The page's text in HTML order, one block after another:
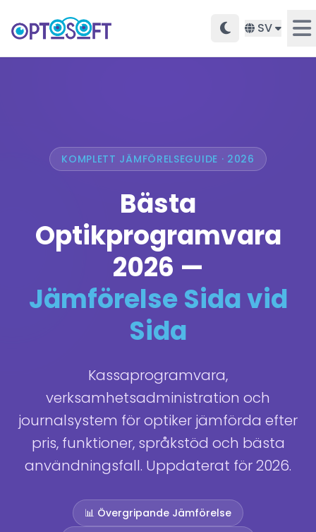
SV
KOMPLETT JÄMFÖRELSEGUIDE · 2026
Bästa
Optikprogramvara
2026 —
Jämförelse Sida vid
Sida
Kassaprogramvara,
verksamhetsadministration och
journalsystem för optiker jämförda efter
pris, funktioner, språkstöd och bästa
användningsfall. Uppdaterat för 2026.
📊 Övergripande Jämförelse